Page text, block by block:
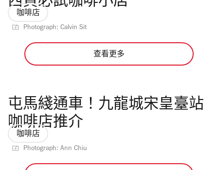
咖啡店
Photograph: Calvin Sit
查看更多
屯馬綫通車！九龍城宋皇臺站
咖啡店推介
咖啡店
Photograph: Ann Chiu